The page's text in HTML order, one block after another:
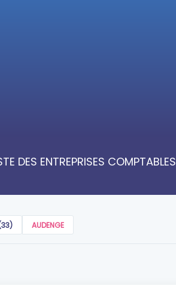
DES ENTREPRISES COMPTABLES
AUDENGE